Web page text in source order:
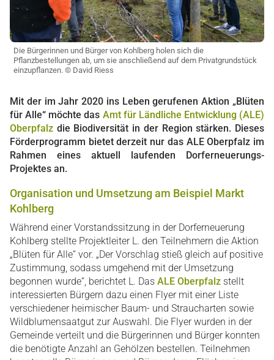
Die Bürgerinnen und Bürger von Kohlberg holen sich die
Pflanzbestellungen ab, um sie anschließend auf dem Privatgrundstück
einzupflanzen. © David Riess
Mit der im Jahr 2020 ins Leben gerufenen Aktion „Blüten
für Alle“ möchte das Amt für Ländliche Entwicklung (ALE)
Oberpfalz die Biodiversität in der Region stärken. Dieses
Förderprogramm bietet derzeit nur das ALE Oberpfalz im
Rahmen eines aktuell laufenden Dorferneuerungs-
Projektes an.
Organisation und Umsetzung am Beispiel Markt
Kohlberg
Während einer Vorstandssitzung in der Dorferneuerung
Kohlberg stellte Projektleiter L. den Teilnehmern die Aktion
„Blüten für Alle“ vor. „Der Vorschlag stieß gleich auf positive
Zustimmung, sodass umgehend mit der Umsetzung
begonnen wurde“, berichtet L. Das ALE Oberpfalz stellt
interessierten Bürgern dazu einen Flyer mit einer Liste
verschiedener heimischer Baum- und Straucharten sowie
Wildblumensaatgut zur Auswahl. Die Flyer wurden in der
Gemeinde verteilt und die Bürgerinnen und Bürger konnten
die benötigte Anzahl an Gehölzen bestellen. Teilnehmen